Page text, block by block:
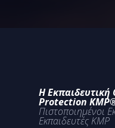
Η
Protection
Πιστοποιημένοι
Εκπαιδευτές KMP